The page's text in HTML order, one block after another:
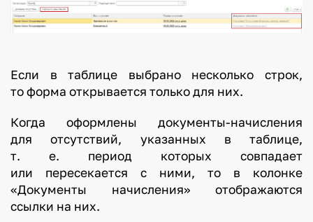
Если в таблице выбрано несколько строк,
то форма открывается только для них.
Когда оформлены документы-начисления
для отсутствий, указанных в таблице,
т. е. период которых совпадает
или пересекается с ними, то в колонке
«Документы начисления» отображаются
ссылки на них.